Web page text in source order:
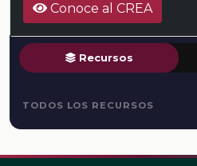
Conoce al CREA
Recursos
TODOS LOS RECURSOS